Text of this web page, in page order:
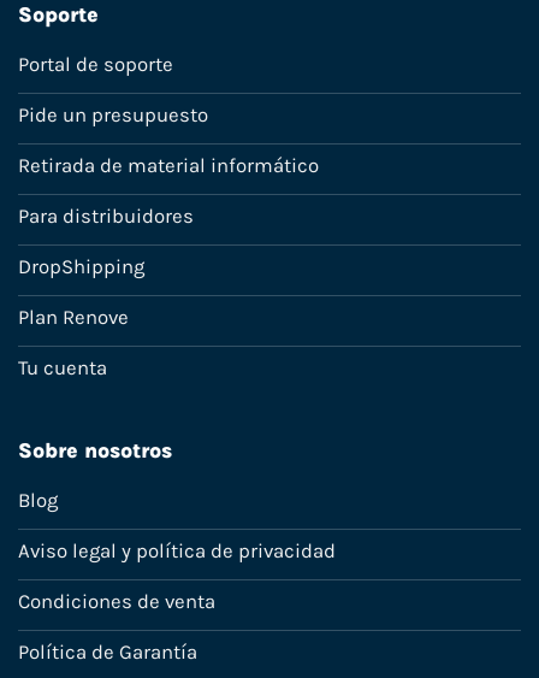
Soporte
Portal de soporte
Pide un presupuesto
Retirada de material informático
Para distribuidores
DropShipping
Plan Renove
Tu cuenta
Sobre nosotros
Blog
Aviso legal y política de privacidad
Condiciones de venta
Política de Garantía